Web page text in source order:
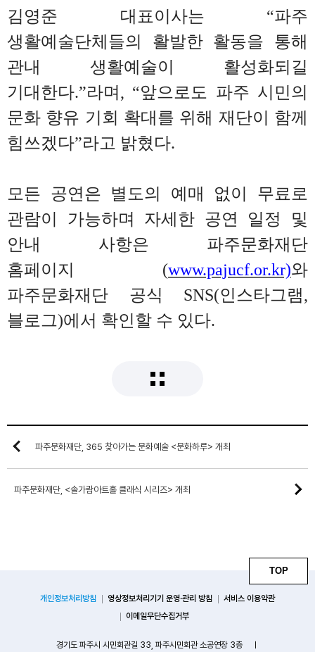
김영준 대표이사는 “파주
생활예술단체들의 활발한 활동을 통해
관내 생활예술이 활성화되길
기대한다.”라며 , “앞으로도 파주 시민의
문화 향유 기회 확대를 위해 재단이 함께
힘쓰겠다”라고 밝혔다.
모든 공연은 별도의 예매 없이 무료로
관람이 가능하며 자세한 공연 일정 및
안내 사항은 파주문화재단
홈페이지 (www.pajucf.or.kr)와
파주문화재단 공식 SNS(인스타그램,
블로그)에서 확인할 수 있다.
파주문화재단, 365 찾아가는 문화예술 <문화하루> 개최
파주문화재단, <솔가람아트홀 클래식 시리즈> 개최
개인정보처리방침 영상정보처리기기 운영·관리 방침
서비스 이용약관
이메일무단수집거부
경기도 파주시 시민회관길 33, 파주시민회관 소공연장 3층
TOP